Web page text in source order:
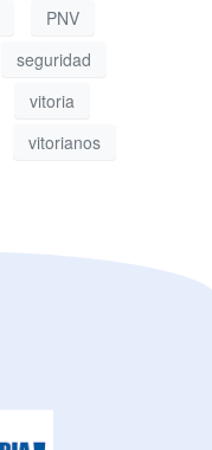
PNV
seguridad
vitoria
vitorianos